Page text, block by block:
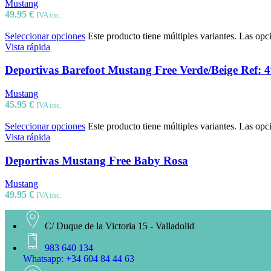
Mustang
49.95 € IVA inc.
Seleccionar opciones Este producto tiene múltiples variantes. Las
Vista rápida
Deportivas Barefoot Mustang Free Verde/Beige Ref:
Mustang
45.95 € IVA inc.
Seleccionar opciones Este producto tiene múltiples variantes. Las
Vista rápida
Deportivas Mustang Free Baby Rosa
Mustang
49.95 € IVA inc.
C/ Duque de la Victoria 15 - Valladolid
983 640 134
Whatsapp: +34 604 84 44 63